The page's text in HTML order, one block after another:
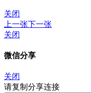
关闭
上一张下一张
关闭
微信分享
关闭
请复制分享连接